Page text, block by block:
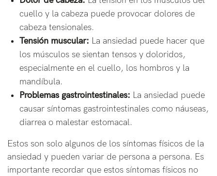
cuello y la cabeza puede provocar dolores de
cabeza tensionales.
Tensión muscular: La ansiedad puede hacer que
los músculos se sientan tensos y doloridos,
especialmente en el cuello, los hombros y la
mandíbula.
Problemas gastrointestinales: La ansiedad puede
causar síntomas gastrointestinales como náuseas,
diarrea o malestar estomacal.
Estos son solo algunos de los síntomas físicos de la
ansiedad y pueden variar de persona a persona. Es
importante recordar que estos síntomas físicos no